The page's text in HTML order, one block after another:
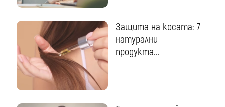
Защита на косата: 7
натурални
продукта...